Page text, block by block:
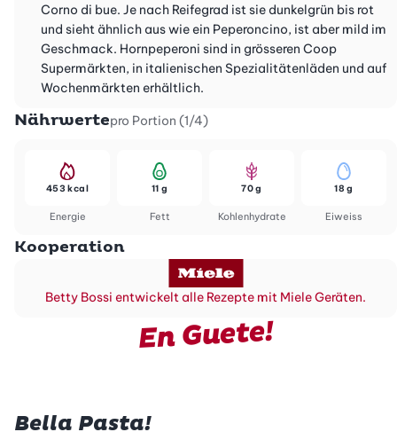
Corno di bue. Je nach Reifegrad ist sie dunkelgrün bis rot
und sieht ähnlich aus wie ein Peperoncino, ist aber mild im
Geschmack. Hornpeperoni sind in grösseren Coop
Supermärkten, in italienischen Spezialitätenläden und auf
Wochenmärkten erhältlich.
Nährwertepro Portion (1/4)
Energie
453 kcal
Fett
11 g
Kohlenhydrate
70 g
Eiweiss
18 g
Kooperation
Betty Bossi entwickelt alle Rezepte mit Miele Geräten.
En Guete!
Bella Pasta!